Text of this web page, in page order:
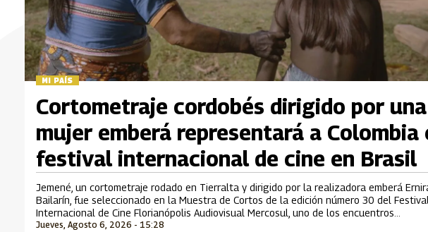
MI PAÍS
Jueves, Agosto 6, 2026 - 15:28
Cortometraje cordobés dirigido por una
mujer emberá representará a Colombia
festival internacional de cine en Brasil
Jemené, un cortometraje rodado en Tierralta y dirigido por la realizadora emberá
Bailarín, fue seleccionado en la Muestra de Cortos de la edición número 30 del Festival
Internacional de Cine Florianópolis Audiovisual Mercosul, uno de los encuentros
cinematográficos más importantes de Suramérica que se desarrolla en Brasil.